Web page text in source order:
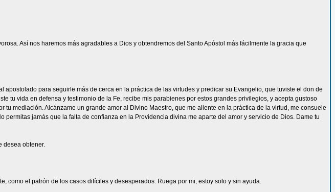
Así nos haremos más agradables a Dios y obtendremos del Santo Apóstol más fácilmente la gracia que
para seguirle más de cerca en la práctica de las virtudes y predicar su Evangelio, que tuviste el don de
tu vida en defensa y testimonio de la Fe, recibe mis parabienes por estos grandes privilegios, y acepta gustoso
mediación. Alcánzame un grande amor al Divino Maestro, que me aliente en la práctica de la virtud, me consuele
jamás que la falta de confianza en la Providencia divina me aparte del amor y servicio de Dios. Dame tu
desea obtener.
como el patrón de los casos difíciles y desesperados. Ruega por mi, estoy solo y sin ayuda.